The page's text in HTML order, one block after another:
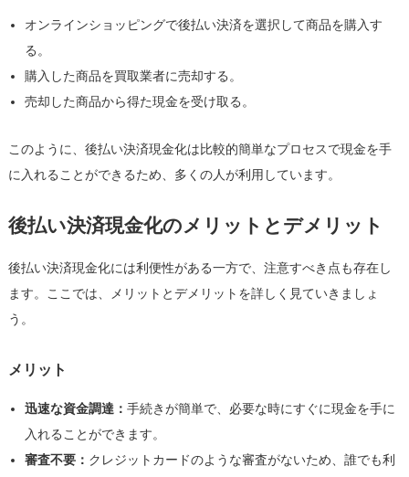
オンラインショッピングで後払い決済を選択して商品を購入す
る。
購入した商品を買取業者に売却する。
売却した商品から得た現金を受け取る。
このように、後払い決済現金化は比較的簡単なプロセスで現金を手
に入れることができるため、多くの人が利用しています。
後払い決済現金化のメリットとデメリット
後払い決済現金化には利便性がある一方で、注意すべき点も存在し
ます。ここでは、メリットとデメリットを詳しく見ていきましょ
う。
メリット
迅速な資金調達：手続きが簡単で、必要な時にすぐに現金を手に
入れることができます。
審査不要： クレジットカードのような審査がないため、誰でも利